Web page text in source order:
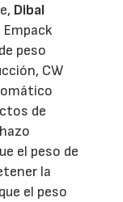
Dibal
peso
CW
de
el peso de
la
el peso